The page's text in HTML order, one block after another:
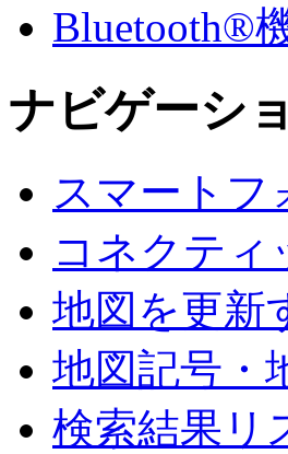
Bluetooth®
ナビゲーシ
スマートフ
コネクティ
地図を更新
地図記号・
検索結果リ